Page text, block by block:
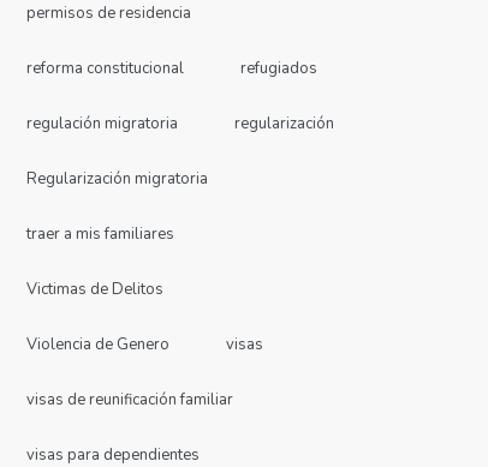
permisos de residencia
reforma constitucional refugiados
regulación migratoria regularización
Regularización migratoria
traer a mis familiares
Victimas de Delitos
Violencia de Genero visas
visas de reunificación familiar
visas para dependientes